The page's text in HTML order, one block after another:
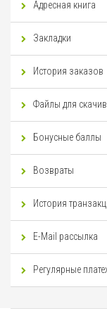
Адресная книга
Закладки
История заказов
Файлы для
Бонусные баллы
Возвраты
История
E-Mail рассылка
Регулярные